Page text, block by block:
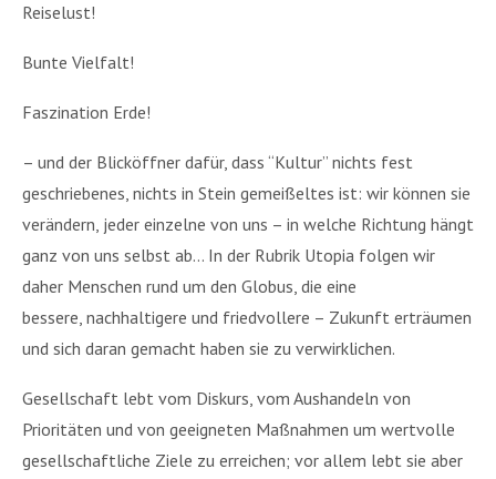
Reiselust!
Bunte Vielfalt!
Faszination Erde!
– und der Blicköffner dafür, dass “Kultur” nichts fest
geschriebenes, nichts in Stein gemeißeltes ist: wir können sie
verändern, jeder einzelne von uns – in welche Richtung hängt
ganz von uns selbst ab… In der Rubrik Utopia folgen wir
daher Menschen rund um den Globus, die eine
bessere, nachhaltigere und friedvollere – Zukunft erträumen
und sich daran gemacht haben sie zu verwirklichen.
Gesellschaft lebt vom Diskurs, vom Aushandeln von
Prioritäten und von geeigneten Maßnahmen um wertvolle
gesellschaftliche Ziele zu erreichen; vor allem lebt sie aber